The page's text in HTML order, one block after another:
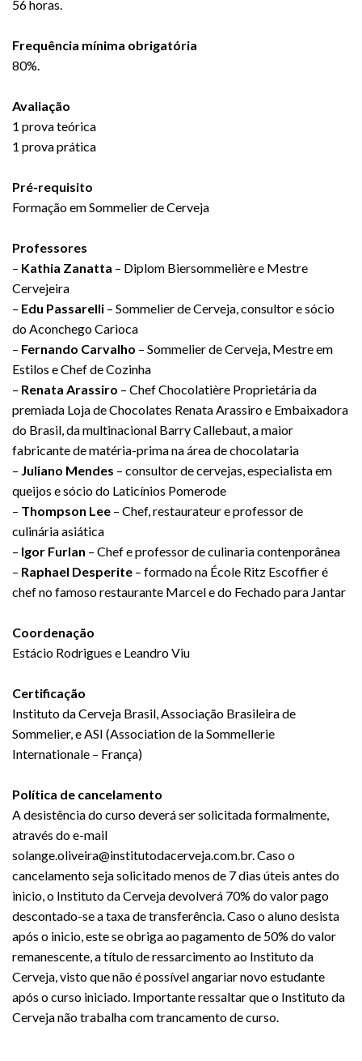
56 horas.
Frequência mínima obrigatória
80%.
Avaliação
1 prova teórica
1 prova prática
Pré-requisito
Formação em Sommelier de Cerveja
Professores
– Kathia Zanatta – Diplom Biersommelière e Mestre
Cervejeira
– Edu Passarelli – Sommelier de Cerveja, consultor e sócio
do Aconchego Carioca
– Fernando Carvalho – Sommelier de Cerveja, Mestre em
Estilos e Chef de Cozinha
– Renata Arassiro – Chef Chocolatière Proprietária da
premiada Loja de Chocolates Renata Arassiro e Embaixadora
do Brasil, da multinacional Barry Callebaut, a maior
fabricante de matéria-prima na área de chocolataria
– Juliano Mendes – consultor de cervejas, especialista em
queijos e sócio do Laticínios Pomerode
– Thompson Lee – Chef, restaurateur e professor de
culinária asiática
– Igor Furlan – Chef e professor de culinaria contenporânea
– Raphael Desperite – formado na École Ritz Escoffier é
chef no famoso restaurante Marcel e do Fechado para Jantar
Coordenação
Estácio Rodrigues e Leandro Viu
Certificação
Instituto da Cerveja Brasil, Associação Brasileira de
Sommelier, e ASI (Association de la Sommellerie
Internationale – França)
Política de cancelamento
A desistência do curso deverá ser solicitada formalmente,
através do e-mail
solange.oliveira@institutodacerveja.com.br. Caso o
cancelamento seja solicitado menos de 7 dias úteis antes do
inicio, o Instituto da Cerveja devolverá 70% do valor pago
descontado-se a taxa de transferência. Caso o aluno desista
após o inicio, este se obriga ao pagamento de 50% do valor
remanescente, a título de ressarcimento ao Instituto da
Cerveja, visto que não é possível angariar novo estudante
após o curso iniciado. Importante ressaltar que o Instituto da
Cerveja não trabalha com trancamento de curso.